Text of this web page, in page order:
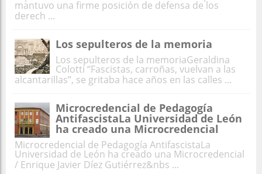
mantuvo una firme posición de defensa de los
derech ...
Los sepulteros de la memoria
Los sepulteros de la memoriaGeraldina
Colotti “Fascistas, carroñas, vuelvan a las
alcantarillas”, se gritaba hace años en las calles ...
Microcredencial de Pedagogía
AntifascistaLa Universidad de León
ha creado una Microcredencial
Microcredencial de Pedagogía AntifascistaLa
Universidad de León ha creado una Microcredencial
/ Enrique Javier Díez Gutiérrez&nbs ...